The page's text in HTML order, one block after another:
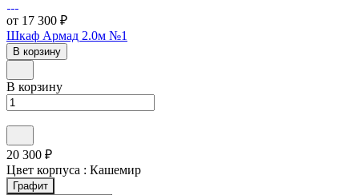
от 17 300 ₽
Шкаф Армад 2.0м №1
В корзину
В корзину
20 300 ₽
Цвет корпуса : Кашемир
Графит